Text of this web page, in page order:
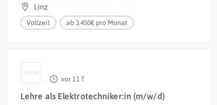
Linz
Vollzeit ab 3.450€ pro Monat
vor 11 T
Lehre als Elektrotechniker:in (m/w/d)